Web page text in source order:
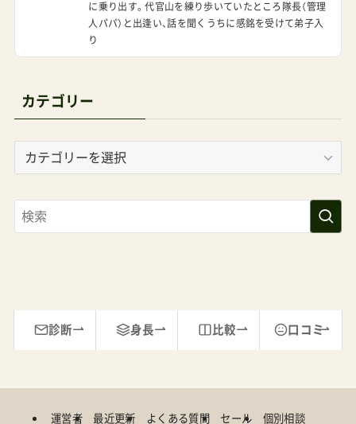
に乗り出す。代官山を練り歩いていたところ隊長（管理
人パパ）と出逢い、話を聞くうちに感銘を受けて弟子入
り
カテゴリー
リ
ー
診断 身長 比較 口コミ
運営者 最近更新 よくある質問 セール 個別相談